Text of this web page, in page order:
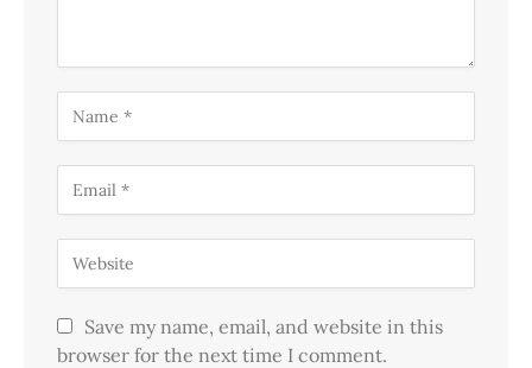
Save my name, email, and website in this
browser for the next time I comment.